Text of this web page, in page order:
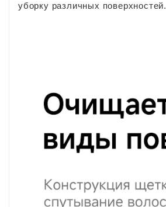
уборку различных поверхностей.